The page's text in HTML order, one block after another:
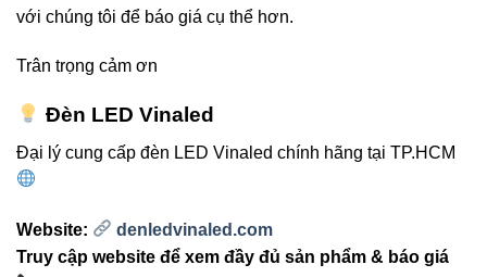
Tuổi thọ 25.000 – 30.000h
trần 15W cho không gian
với chúng tôi để báo giá cụ thể hơn.
Trân trọng cảm ơn
Đèn LED Vinaled
Đại lý cung cấp đèn LED Vinaled chính hãng tại TP.HCM
Website:
denledvinaled.com
Truy cập website để xem đầy đủ sản phẩm & báo giá